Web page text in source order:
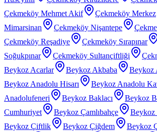
Çekmeköy Mehmet Akif
Çekmeköy Merkez
Mimarsinan
Çekmeköy Nişantepe
Çekmeköy Reşadiye
Çekmeköy Sırapınar
Soğukpınar
Çekmeköy Sultançiftliği
Beykoz Acarlar
Beykoz Akbaba
Beykoz
Beykoz Anadolu Hisarı
Beykoz Anadolu
Anadolufeneri
Beykoz Baklacı Beykoz
Cumhuriyet
Beykoz Çamlıbahçe
Beykoz
Beykoz Çiftlik
Beykoz Çiğdem Beykoz